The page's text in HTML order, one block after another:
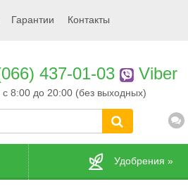
Гарантии Контакты
437-01-03 Viber
8:00 до 20:00 (без выходных)
Удобрения »